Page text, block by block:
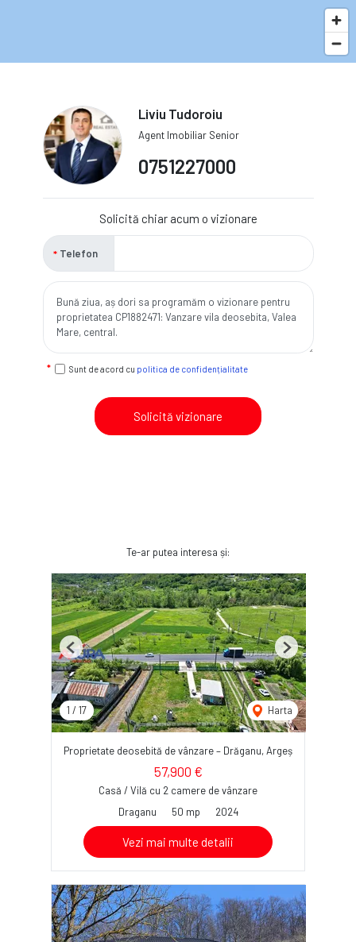
Liviu Tudoroiu
Agent Imobiliar Senior
0751227000
Solicită chiar acum o vizionare
Telefon
Sunt de acord cu politica de confidențialitate
Solicită vizionare
Te-ar putea interesa și:
1 / 17 Harta
Previous Next
Proprietate deosebită de vânzare – Drăganu, Argeș
57,900 €
Casă / Vilă cu 2 camere de vânzare
Draganu
50 mp 2024
Vezi mai multe detalii